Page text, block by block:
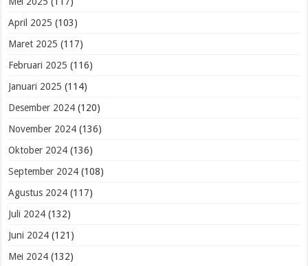
April 2025 (103)
Maret 2025 (117)
Februari 2025 (116)
Januari 2025 (114)
Desember 2024 (120)
November 2024 (136)
Oktober 2024 (136)
September 2024 (108)
Agustus 2024 (117)
Juli 2024 (132)
Juni 2024 (121)
Mei 2024 (132)